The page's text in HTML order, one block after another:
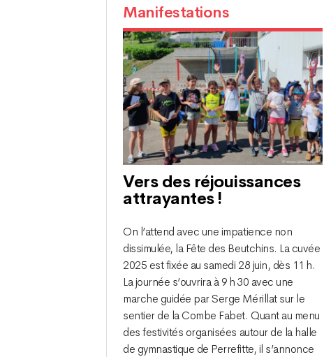
Manifestations
Vers des réjouissances
attrayantes !
On l’attend avec une impatience non
dissimulée, la Fête des Beutchins. La cuvée
2025 est fixée au samedi 28 juin, dès 11 h.
La journée s’ouvrira à 9 h 30 avec une
marche guidée par Serge Mérillat sur le
sentier de la Combe Fabet. Quant au menu
des festivités organisées autour de la halle
de gymnastique de Perrefitte, il s’annonce